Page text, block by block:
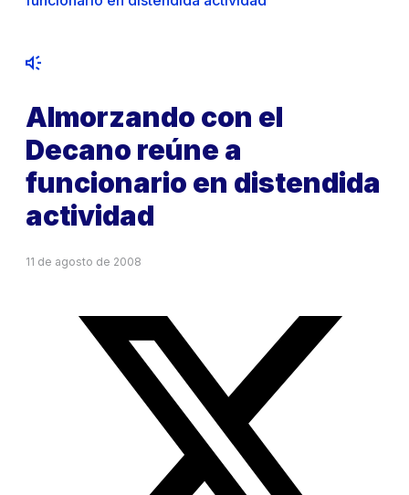
Almorzando con el
Decano reúne a
funcionario en distendida
actividad
11 de agosto de 2008